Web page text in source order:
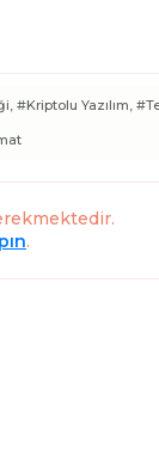
#Kriptolu Yazılım,
.